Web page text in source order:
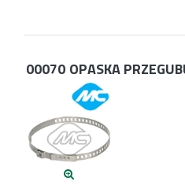
00070 OPASKA